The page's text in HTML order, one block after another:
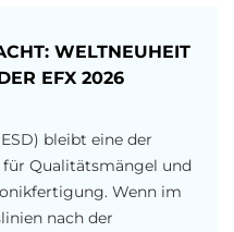
WELTNEUHEIT
EFX 2026
bleibt eine der
Qualitätsmängel und
Wenn im
nach der